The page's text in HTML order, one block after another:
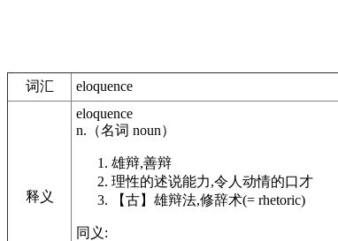
词汇 eloquence
释义
eloquence
n. （名词 noun）
雄辩,善辩
理性的述说能力,令人动情的口才
【古】 雄辩法,修辞术(= rhetoric)
同义: